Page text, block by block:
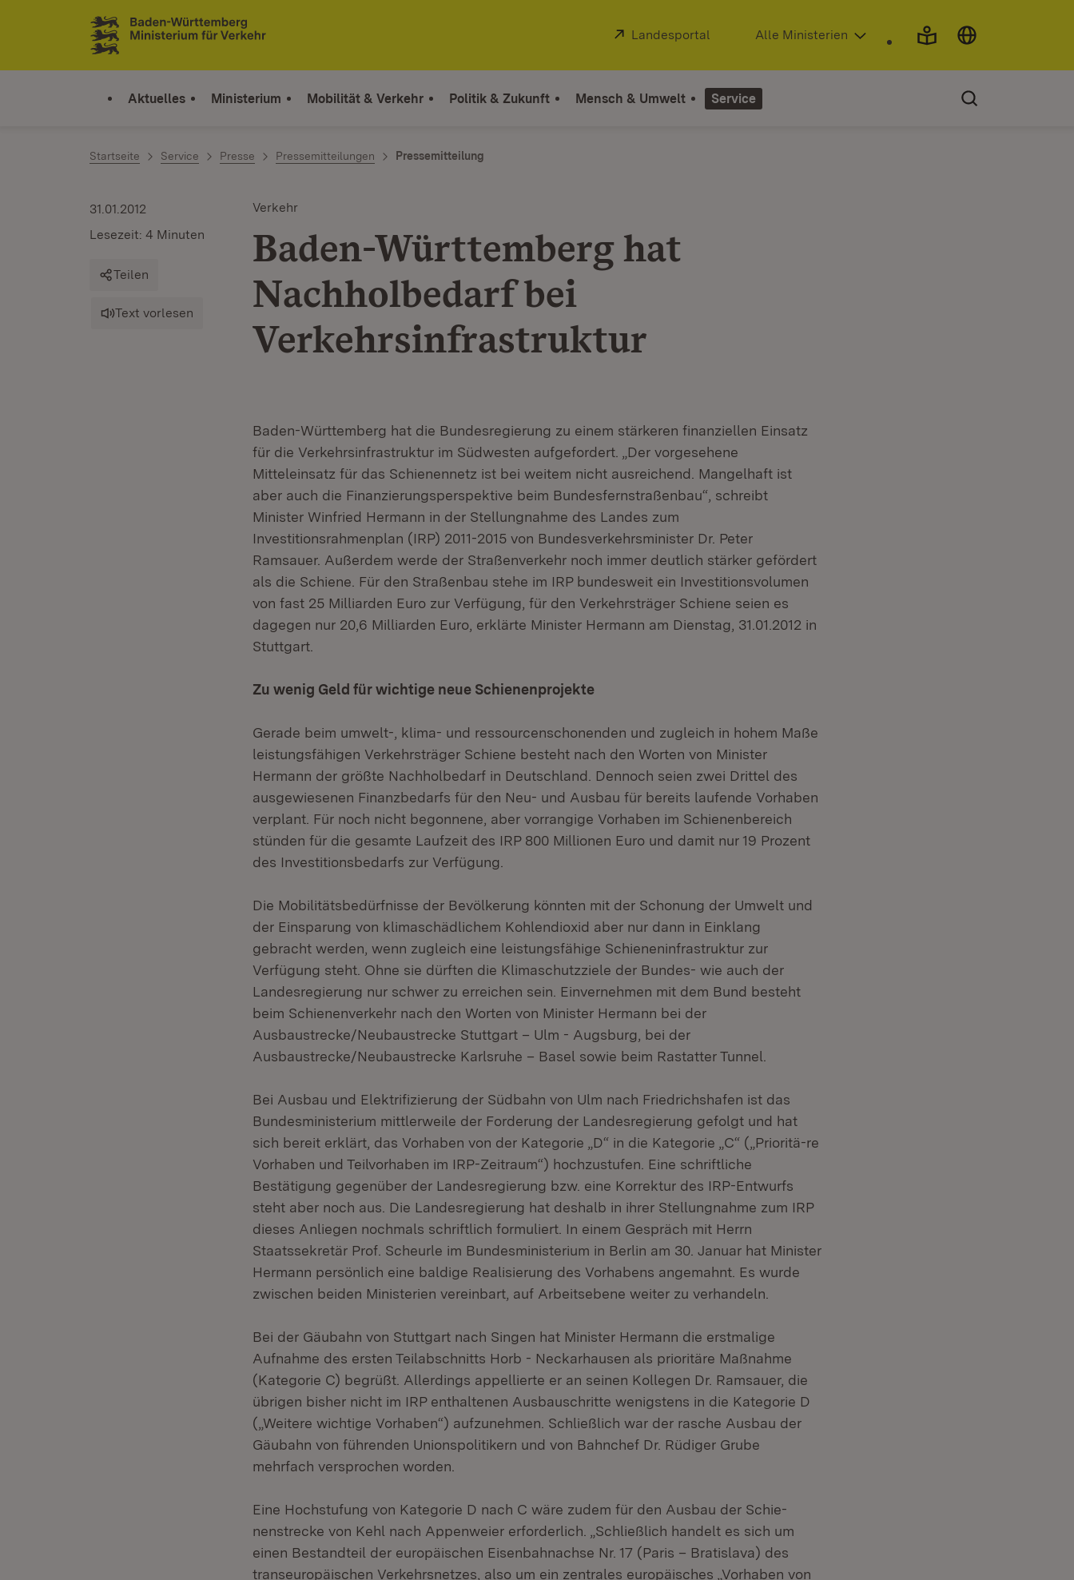
Zum Inhalt springen
Link zur Startseite
Extern:
Landesportal (Öffnet in neuem Fenster)
Alle Ministerien
Aktuelles Ministerium Mobilität & Verkehr Politik & Zukunft Mensch & Umwelt Service
Startseite Service Presse Pressemitteilungen Pressemitteilung
Verkehr
Baden-Württemberg hat
Nachholbedarf bei
Verkehrsinfrastruktur
31.01.2012
Lesezeit: 4 Minuten
Teilen
Text vorlesen
Baden-Württemberg hat die Bundesregierung zu einem stärkeren finanziellen Einsatz
für die Verkehrsinfrastruktur im Südwesten aufgefordert. „Der vorgesehene
Mitteleinsatz für das Schienennetz ist bei weitem nicht ausreichend. Mangelhaft ist
aber auch die Finanzierungsperspektive beim Bundesfernstraßenbau“, schreibt
Minister Winfried Hermann in der Stellungnahme des Landes zum
Investitionsrahmenplan (IRP) 2011-2015 von Bundesverkehrsminister Dr. Peter
Ramsauer. Außerdem werde der Straßenverkehr noch immer deutlich stärker gefördert
als die Schiene. Für den Straßenbau stehe im IRP bundesweit ein Investitionsvolumen
von fast 25 Milliarden Euro zur Verfügung, für den Verkehrsträger Schiene seien es
dagegen nur 20,6 Milliarden Euro, erklärte Minister Hermann am Dienstag, 31.01.2012 in
Stuttgart.
Zu wenig Geld für wichtige neue Schienenprojekte
Gerade beim umwelt-, klima- und ressourcenschonenden und zugleich in hohem Maße
leistungsfähigen Verkehrsträger Schiene besteht nach den Worten von Minister
Hermann der größte Nachholbedarf in Deutschland. Dennoch seien zwei Drittel des
ausgewiesenen Finanzbedarfs für den Neu- und Ausbau für bereits laufende Vorhaben
verplant. Für noch nicht begonnene, aber vorrangige Vorhaben im Schienenbereich
stünden für die gesamte Laufzeit des IRP 800 Millionen Euro und damit nur 19 Prozent
des Investitionsbedarfs zur Verfügung.
Die Mobilitätsbedürfnisse der Bevölkerung könnten mit der Schonung der Umwelt und
der Einsparung von klimaschädlichem Kohlendioxid aber nur dann in Einklang
gebracht werden, wenn zugleich eine leistungsfähige Schieneninfrastruktur zur
Verfügung steht. Ohne sie dürften die Klimaschutzziele der Bundes- wie auch der
Landesregierung nur schwer zu erreichen sein. Einvernehmen mit dem Bund besteht
beim Schienenverkehr nach den Worten von Minister Hermann bei der
Ausbaustrecke/Neubaustrecke Stuttgart – Ulm - Augsburg, bei der
Ausbaustrecke/Neubaustrecke Karlsruhe – Basel sowie beim Rastatter Tunnel.
Bei Ausbau und Elektrifizierung der Südbahn von Ulm nach Friedrichshafen ist das
Bundesministerium mittlerweile der Forderung der Landesregierung gefolgt und hat
sich bereit erklärt, das Vorhaben von der Kategorie „D“ in die Kategorie „C“ („Prioritä-re
Vorhaben und Teilvorhaben im IRP-Zeitraum“) hochzustufen. Eine schriftliche
Bestätigung gegenüber der Landesregierung bzw. eine Korrektur des IRP-Entwurfs
steht aber noch aus. Die Landesregierung hat deshalb in ihrer Stellungnahme zum IRP
dieses Anliegen nochmals schriftlich formuliert. In einem Gespräch mit Herrn
Staatssekretär Prof. Scheurle im Bundesministerium in Berlin am 30. Januar hat Minister
Hermann persönlich eine baldige Realisierung des Vorhabens angemahnt. Es wurde
zwischen beiden Ministerien vereinbart, auf Arbeitsebene weiter zu verhandeln.
Bei der Gäubahn von Stuttgart nach Singen hat Minister Hermann die erstmalige
Aufnahme des ersten Teilabschnitts Horb - Neckarhausen als prioritäre Maßnahme
(Kategorie C) begrüßt. Allerdings appellierte er an seinen Kollegen Dr. Ramsauer, die
übrigen bisher nicht im IRP enthaltenen Ausbauschritte wenigstens in die Kategorie D
(„Weitere wichtige Vorhaben“) aufzunehmen. Schließlich war der rasche Ausbau der
Gäubahn von führenden Unionspolitikern und von Bahnchef Dr. Rüdiger Grube
mehrfach versprochen worden.
Eine Hochstufung von Kategorie D nach C wäre zudem für den Ausbau der Schie-
nenstrecke von Kehl nach Appenweier erforderlich. „Schließlich handelt es sich um
einen Bestandteil der europäischen Eisenbahnachse Nr. 17 (Paris – Bratislava) des
transeuropäischen Verkehrsnetzes, also um ein zentrales europäisches „Vorhaben von